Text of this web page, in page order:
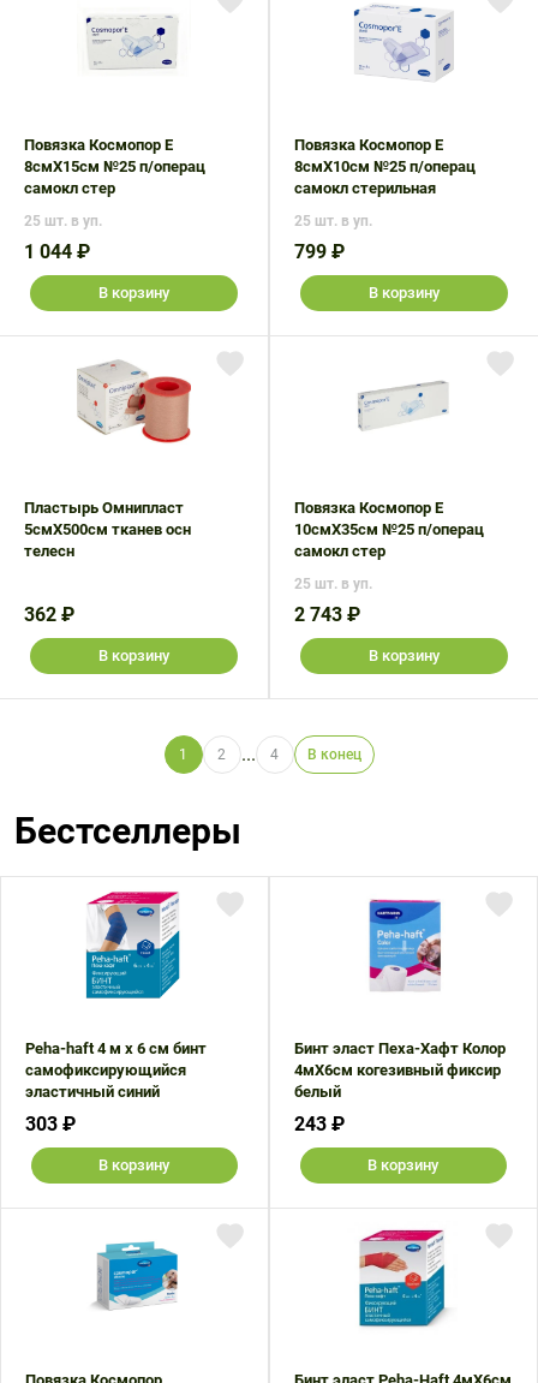
Повязка Космопор Е
8смX15см №25 п/операц
самокл стер
25 шт. в уп.
1 044 ₽
В корзину
Повязка Космопор Е
8смX10см №25 п/операц
самокл стерильная
25 шт. в уп.
799 ₽
В корзину
Пластырь Омнипласт
5смX500см тканев осн
телесн
362 ₽
В корзину
Повязка Космопор Е
10смX35см №25 п/операц
самокл стер
25 шт. в уп.
2 743 ₽
В корзину
1 2 ... 4 В конец
Бестселлеры
Peha-haft 4 м х 6 см бинт
самофиксирующийся
эластичный синий
303 ₽
В корзину
Бинт эласт Пеха-Хафт Колор
4мX6см когезивный фиксир
белый
243 ₽
В корзину